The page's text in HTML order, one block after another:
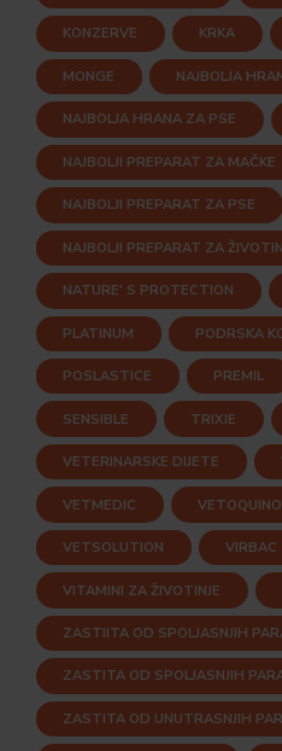
KONZERVE KRKA
MONGE NAJBOLJA
NAJBOLJA HRANA ZA PSE
NAJBOLJI PREPARAT ZA MAČKE
NAJBOLJI PREPARAT ZA PSE
NAJBOLJI PREPARAT ZA
NATURE' S PROTECTION
PLATINUM PODRSKA
POSLASTICE PREMIL
SENSIBLE TRIXIE
VETERINARSKE DIJETE
VETMEDIC
VETSOLUTION VIRBAC
VITAMINI ZA ŽIVOTINJE
ZASTIITA OD SPOLJASNJIH
ZASTITA OD SPOLJASNJIH
ZASTITA OD UNUTRASNJIH